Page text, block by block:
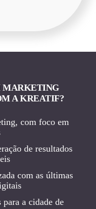
MARKETING
A KREATIF?
com foco em
de resultados
com as últimas
para a cidade de